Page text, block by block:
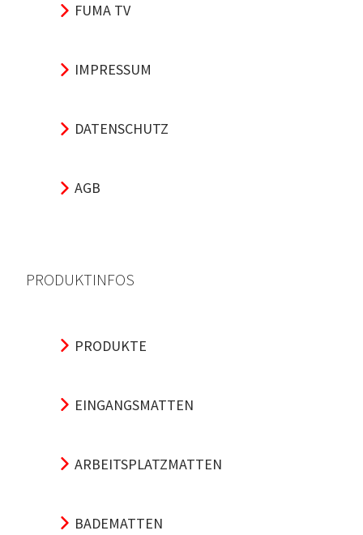
FUMA TV
IMPRESSUM
DATENSCHUTZ
AGB
PRODUKTINFOS
PRODUKTE
EINGANGSMATTEN
ARBEITSPLATZMATTEN
BADEMATTEN